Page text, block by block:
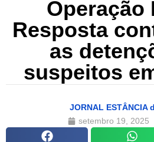
Operação
Resposta
as
suspeitos
JORNAL ESTÂNCIA
setembro 19, 2025